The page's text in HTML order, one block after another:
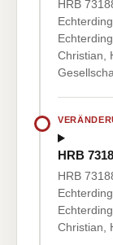
HRB
Christian,
HRB
HRB
Christian,